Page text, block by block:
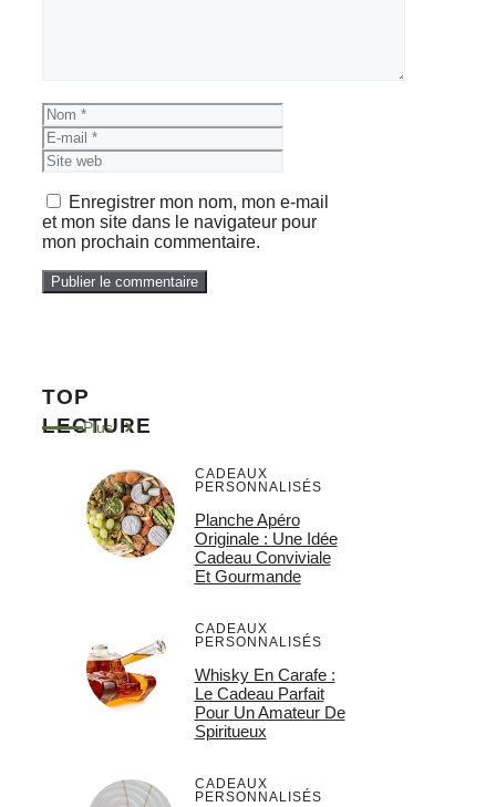
Nom
mail
web
Enregistrer mon nom, mon e-mail
et mon site dans le navigateur pour
mon prochain commentaire.
TOP
LECTURE
Plus
CADEAUX
PERSONNALISÉS
Planche Apéro
Originale : Une Idée
Cadeau Conviviale
Et Gourmande
CADEAUX
PERSONNALISÉS
Whisky En Carafe :
Le Cadeau Parfait
Pour Un Amateur De
Spiritueux
CADEAUX
PERSONNALISÉS